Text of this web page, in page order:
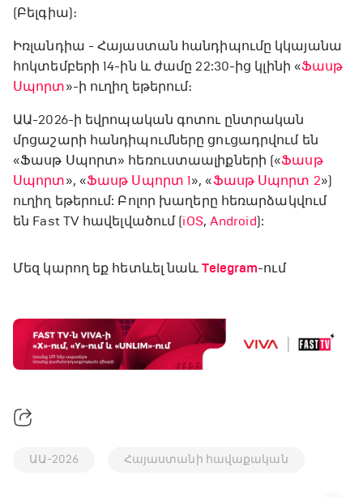
(Բելգիա)։
Իռլանդիա - Հայաստան հանդիպումը կկայանա
հոկտեմբերի 14-ին և ժամը 22:30-ից կլինի «Ֆասթ
Սպորտ»-ի ուղիղ եթերում։
ԱԱ-2026-ի եվրոպական գոտու ընտրական
մրցաշարի հանդիպումները ցուցադրվում են
«Ֆասթ Սպորտ» հեռուստաալիքների («Ֆասթ
Սպորտ», «Ֆասթ Սպորտ 1», «Ֆասթ Սպորտ 2»)
ուղիղ եթերում: Բոլոր խաղերը հեռարձակվում
են Fast TV հավելվածում (iOS, Android):
Մեզ կարող եք հետևել նաև Telegram-ում
ԱԱ-2026 Հայաստանի հավաքական